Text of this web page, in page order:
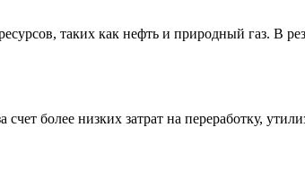
таких как нефть и природный газ. В
более низких затрат на переработку,